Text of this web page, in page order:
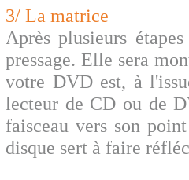
3/ La matrice
Après plusieurs
pressage. Elle sera
votre DVD est, à
lecteur de CD ou de
faisceau vers son
disque sert à faire